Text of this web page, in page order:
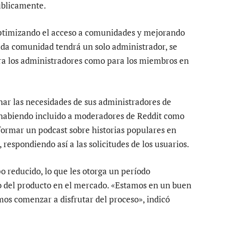
el acceso a comunidades y mejorando
comunidad tendrá un solo administrador, se
los administradores como para los miembros en
las necesidades de sus administradores de
incluido a moderadores de Reddit como
un podcast sobre historias populares en
así a las solicitudes de los usuarios.
reducido, lo que les otorga un período
producto en el mercado. «Estamos en un buen
comenzar a disfrutar del proceso», indicó